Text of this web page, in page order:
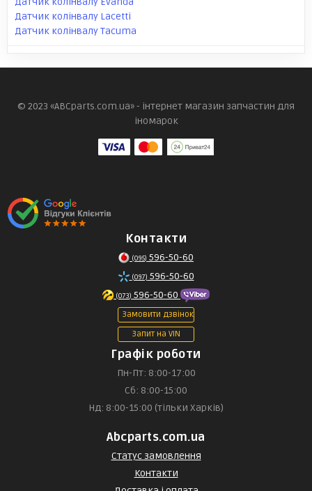
Датчик колінвалу Lacetti
Датчик колінвалу Tacuma
© 2023 «ABCparts.com.ua» - інтернет магазин запчастин для
іномарок
Контакти
(095) 596-50-60
(097) 596-50-60
(073) 596-50-60
Замовити дзвінок
Запит на VIN
Графік роботи
Пн-Пт: 8:00-17:00
Сб: 8:00-15:00
Нд: 8:00-15:00 (тільки Харків)
Abcparts.com.ua
Статус замовлення
Контакти